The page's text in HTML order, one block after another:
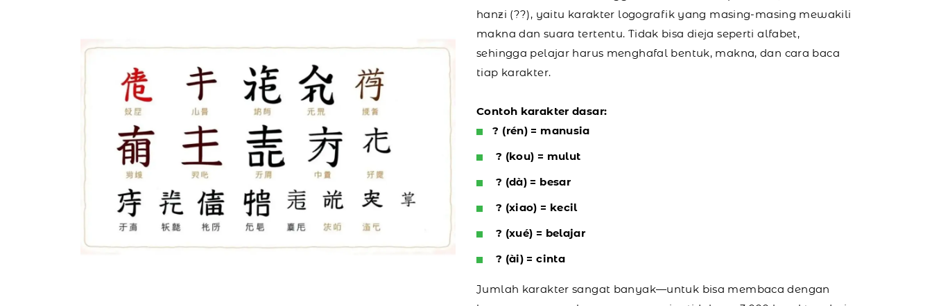
hanzi (??), yaitu karakter logografik yang masing-masing mewakili
makna dan suara tertentu. Tidak bisa dieja seperti alfabet,
sehingga pelajar harus menghafal bentuk, makna, dan cara baca
tiap karakter.
Contoh karakter dasar:
? (rén) = manusia
? (kou) = mulut
? (dà) = besar
? (xiao) = kecil
? (xué) = belajar
? (ài) = cinta
Jumlah karakter sangat banyak—untuk bisa membaca dengan